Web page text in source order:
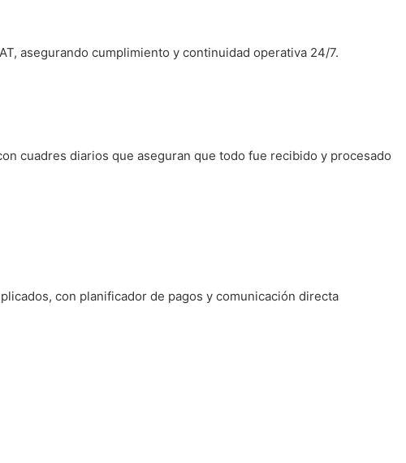
asegurando cumplimiento y continuidad operativa 24/7.
cuadres diarios que aseguran que todo fue recibido y procesado
con planificador de pagos y comunicación directa